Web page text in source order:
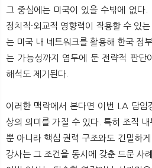
그 중심에는 미국이 있을 수밖에 없다.
정치적·외교적 영향력이 작용할 수 있
는 미국 내 네트워크를 활용해 한국 정
는 가능성까지 염두에 둔 전략적 판단
해석도 제기된다.
이러한 맥락에서 본다면 이번 LA 담임
상의 의미를 가질 수 있다. 특히 조직
뿐 아니라 핵심 권력 구조와도 긴밀하
강사는 그 조건을 동시에 갖춘 드문 사